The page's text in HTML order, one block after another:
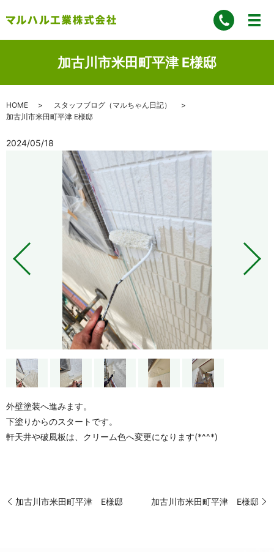
加古川市米田町平津 E様邸
HOME
スタッフブログ（マルちゃん日記）
加古川市米田町平津 E様邸
2024/05/18
外壁塗装へ進みます。
下塗りからのスタートです。
軒天井や破風板は、クリーム色へ変更になります(*^^*)
加古川市米田町平津 E様邸 加古川市米田町平津 E様邸